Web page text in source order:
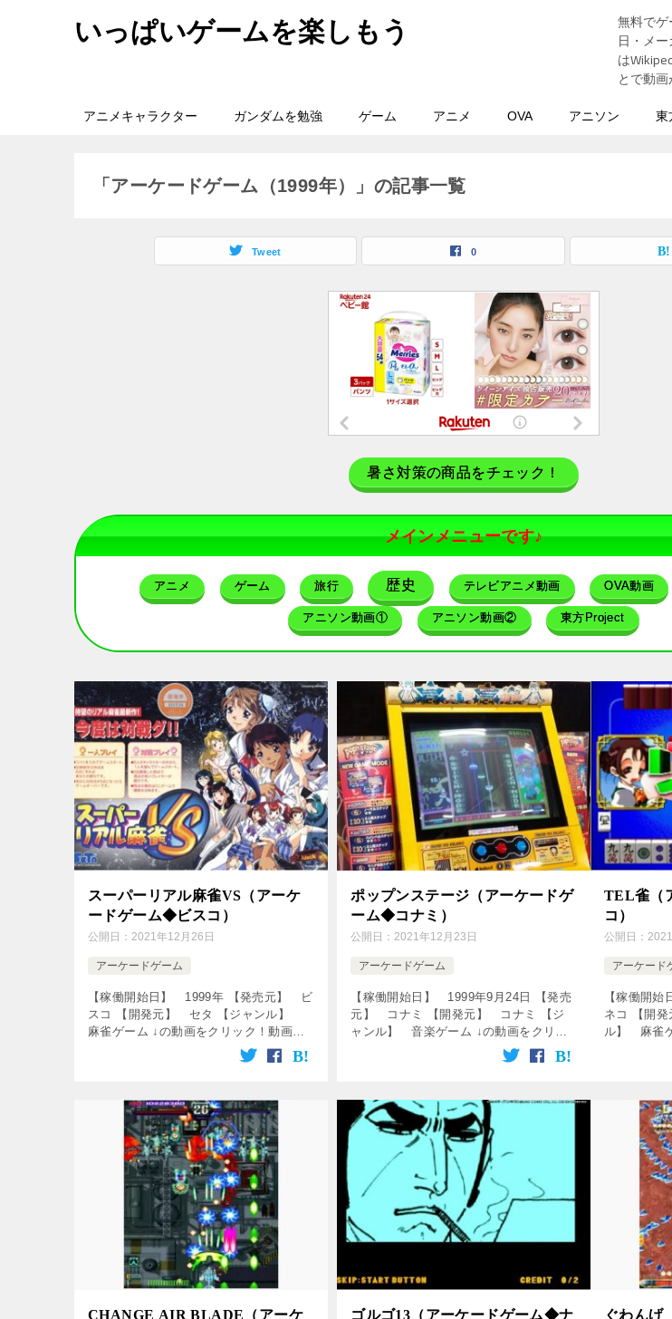
いっぱいゲームを楽しもう
無料で
日・メ
は
とで動
アニメキャラクター ガンダムを勉強 ゲーム アニメ OVA アニソン 東
「アーケードゲーム（1999年）」の記事一覧
Tweet 0
暑さ対策の商品をチェック！
メインメニューです♪
アニメ ゲーム 旅行 歴史 テレビアニメ動画 OVA動画
アニソン動画① アニソン動画② 東方Project
スーパーリアル麻雀VS（アーケ
ードゲーム◆ビスコ）
公開日： 2021年12月26日
アーケードゲーム
【稼働開始日】 1999年 【発売元】 ビ
スコ 【開発元】 セタ 【ジャンル】
麻雀ゲーム ↓の動画をクリック！動画を
楽しめます♪ [csshop service=”rakuten”
ポップンステージ（アーケードゲ
ーム◆コナミ）
公開日：2021年12月23日
アーケードゲーム
【稼働開始日】 1999年9月24日 【発売
元】 コナミ 【開発元】 コナミ 【ジ
ャンル】 音楽ゲーム ↓の動画をクリッ
ク！動画を楽しめます♪ [csshop
TEL雀（
コ）
公開日：
アーケード
【稼働開
ネコ 【開
ル】 麻雀
CHANGE AIR BLADE（アーケ
ゴルゴ13（アーケードゲーム◆ナ
ぐわんげ